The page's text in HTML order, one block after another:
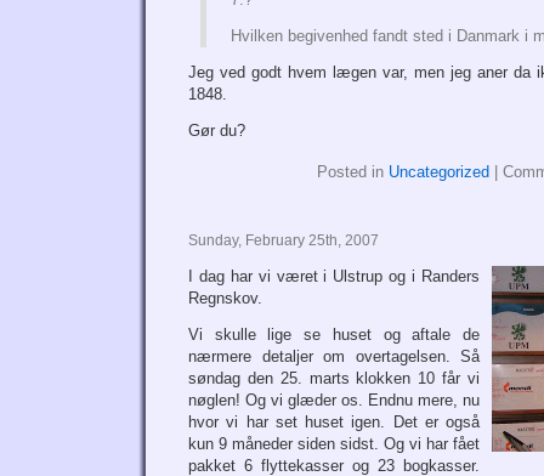
Hvilken begivenhed fandt sted i Danmark i
Jeg ved godt hvem lægen var, men jeg aner da
1848.
Gør du?
Posted in Uncategorized
Sunday, February 25th, 2007
I dag har vi været i Ulstrup og i Randers
Regnskov.
Vi skulle lige se huset og aftale de
nærmere detaljer om overtagelsen. Så
søndag den 25. marts klokken 10 får vi
nøglen! Og vi glæder os. Endnu mere, nu
hvor vi har set huset igen. Det er også
kun 9 måneder siden sidst. Og vi har fået
pakket 6 flyttekasser og 23 bogkasser.